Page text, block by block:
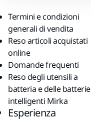
Termini e condizioni
generali di vendita
Reso articoli acquistati
online
Domande frequenti
Reso degli utensili a
batteria e delle batterie
intelligenti Mirka
Esperienza